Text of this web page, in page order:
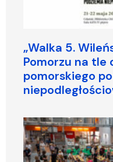
„Walka 5.
Pomorzu na tle
pomorskiego